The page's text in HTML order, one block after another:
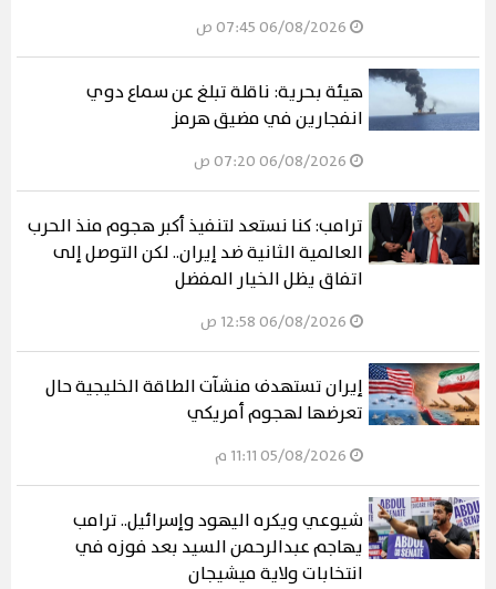
هيئة بحرية: ناقلة تبلغ عن سماع دوي
انفجارين في مضيق هرمز
ترامب: كنا نستعد لتنفيذ أكبر هجوم منذ الحرب
العالمية الثانية ضد إيران.. لكن التوصل إلى
اتفاق يظل الخيار المفضل
إيران تستهدف منشآت الطاقة الخليجية حال
تعرضها لهجوم أمريكي
شيوعي ويكره اليهود وإسرائيل.. ترامب
يهاجم عبدالرحمن السيد بعد فوزه في
انتخابات ولاية ميشيجان